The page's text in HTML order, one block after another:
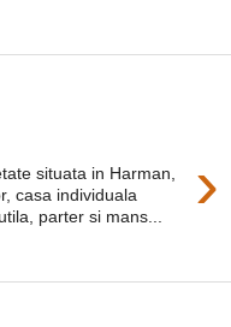
›
situata in Harman,
casa individuala
parter si mans...